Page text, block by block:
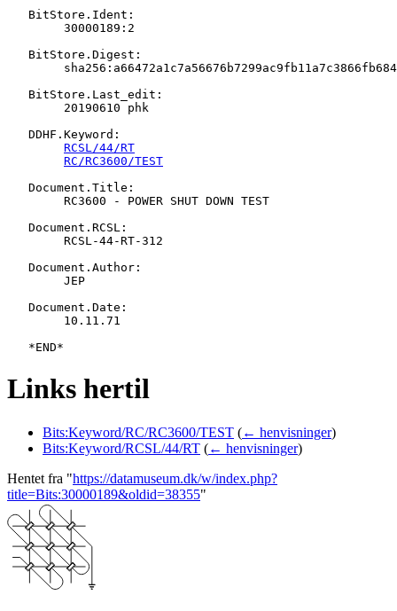
   BitStore.Ident:
   BitStore.Digest:
   BitStore.Last_edit:
   DDHF.Keyword:
RCSL/44/RT
RC/RC3600/TEST
   Document.Title:
   Document.RCSL:
   Document.Author:
   Document.Date:
Links hertil
Bits:Keyword/RC/RC3600/TEST (← henvisninger)
Bits:Keyword/RCSL/44/RT (← henvisninger)
Hentet fra "https://datamuseum.dk/w/index.php?
title=Bits:30000189&oldid=38355"